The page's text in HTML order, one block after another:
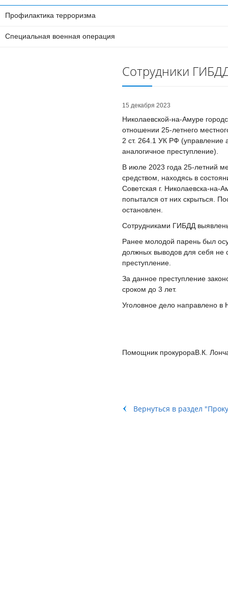
Профилактика терроризма
Специальная военная операция
Сотрудники
15 декабря 2023
Николаевской-на-Амуре
отношении 25-летнего
2 ст. 264.1 УК РФ
аналогичное преступление).
В июле 2023 года 25-летний
средством, находясь в
Советская г. Николаевска-
попытался от них скрыться.
остановлен.
Сотрудниками ГИБДД
Ранее молодой парень был
должных выводов для себя не
преступление.
За данное преступление
сроком до 3 лет.
Уголовное дело направлено в
Помощник прокурораВ.К.
Вернуться в раздел